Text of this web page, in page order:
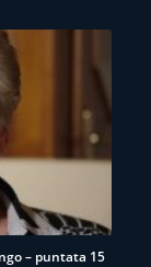
– puntata 15